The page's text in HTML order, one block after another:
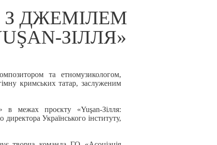
ДЖЕМІЛЕМ
ЗІЛЛЯ»
та етномузикологом,
кримських татар, заслуженим
в межах проєкту «Yuşan-Зілля:
Українського інституту,